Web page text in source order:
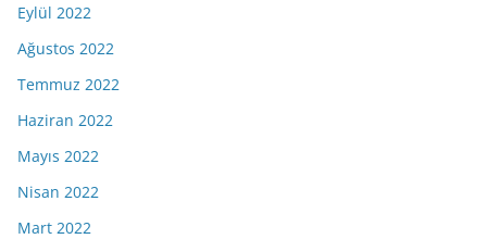
Eylül 2022
Ağustos 2022
Temmuz 2022
Haziran 2022
Mayıs 2022
Nisan 2022
Mart 2022